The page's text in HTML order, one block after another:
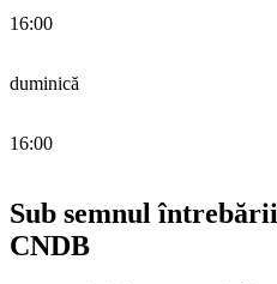
16:00
duminică
16:00
Sub semnul
CNDB